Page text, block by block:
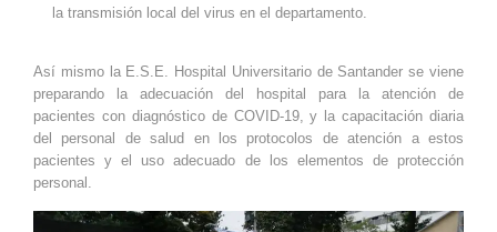
la transmisión local del virus en el departamento.
Así mismo la E.S.E. Hospital Universitario de Santander se viene
preparando la adecuación del hospital para la atención de
pacientes con diagnóstico de COVID-19, y la capacitación diaria
del personal de salud en los protocolos de atención a estos
pacientes y el uso adecuado de los elementos de protección
personal.